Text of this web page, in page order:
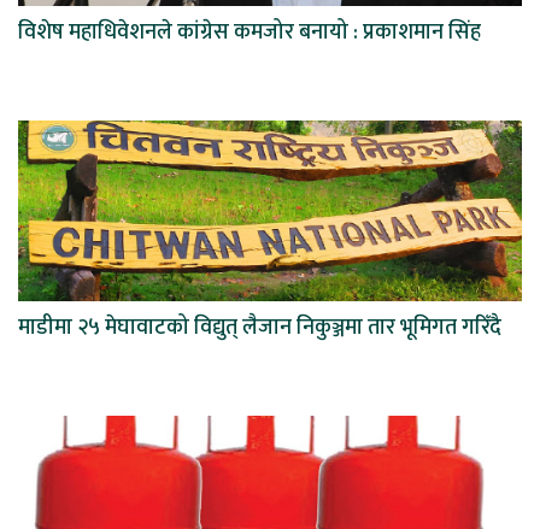
विशेष महाधिवेशनले कांग्रेस कमजोर बनायो : प्रकाशमान सिंह
माडीमा २५ मेघावाटको विद्युत् लैजान निकुञ्जमा तार भूमिगत गरिँदै